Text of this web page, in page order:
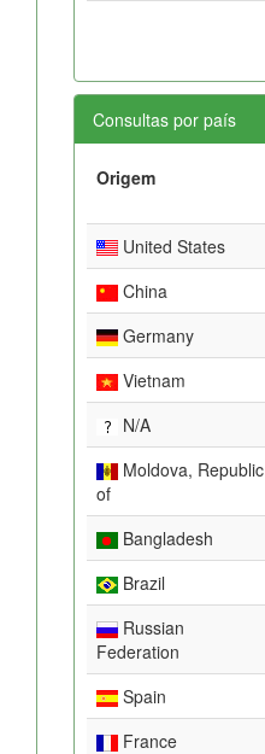
Consultas por país
Origem
United States
China
Germany
Vietnam
N/A
Moldova, Republic
of
Bangladesh
Brazil
Russian
Federation
Spain
France